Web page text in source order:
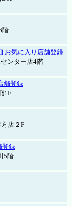
階
お気に入り店舗登録
ンター店4階
舗登録
1F
店２F
登録
5階